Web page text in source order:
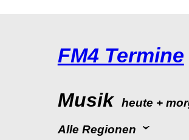
FM4Termine
Musik
AlleRegionen